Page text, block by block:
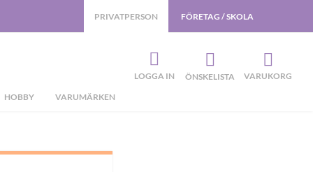
HOBBY VARUMÄRKEN
PRIVATPERSON FÖRETAG / SKOLA
LOGGA IN ÖNSKELISTA VARUKORG